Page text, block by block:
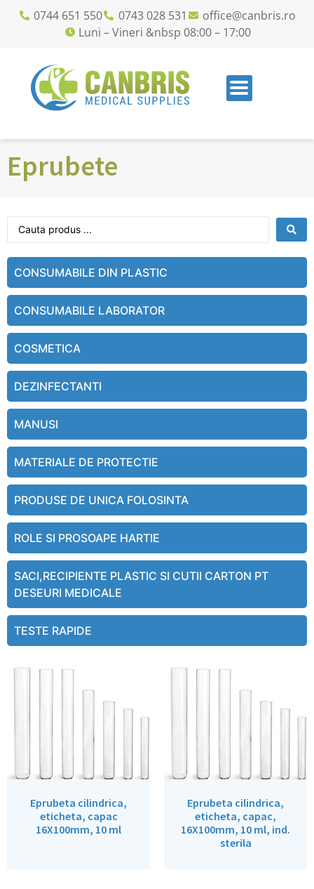
0744 651 550 0743 028 531
office@canbris.ro
Luni – Vineri &nbsp 08:00 – 17:00
Eprubete
CONSUMABILE DIN PLASTIC
CONSUMABILE LABORATOR
COSMETICA
DEZINFECTANTI
MANUSI
MATERIALE DE PROTECTIE
PRODUSE DE UNICA FOLOSINTA
ROLE SI PROSOAPE HARTIE
SACI,RECIPIENTE PLASTIC SI CUTII CARTON PT
DESEURI MEDICALE
TESTE RAPIDE
Eprubeta cilindrica,
eticheta, capac
16X100mm, 10 ml
Eprubeta cilindrica,
eticheta, capac,
16X100mm, 10 ml, ind.
sterila